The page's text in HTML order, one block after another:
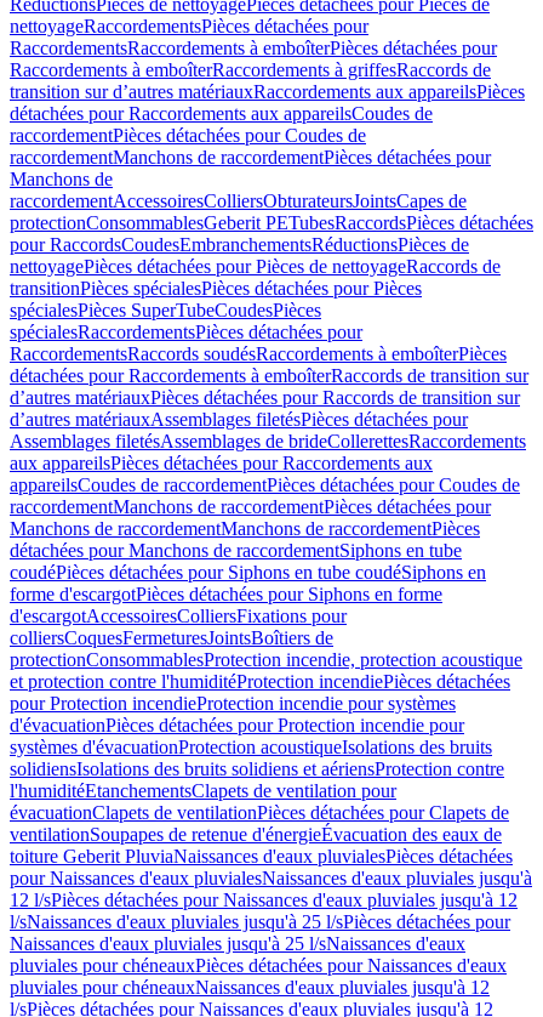
RéductionsPièces de nettoyagePièces détachées pour Pièces de
nettoyageRaccordementsPièces détachées pour
RaccordementsRaccordements à emboîterPièces détachées pour
Raccordements à emboîterRaccordements à griffesRaccords de
transition sur d’autres matériauxRaccordements aux appareilsPièces
détachées pour Raccordements aux appareilsCoudes de
raccordementPièces détachées pour Coudes de
raccordementManchons de raccordementPièces détachées pour
Manchons de
raccordementAccessoiresColliersObturateursJointsCapes de
protectionConsommablesGeberit PETubesRaccordsPièces détachées
pour RaccordsCoudesEmbranchementsRéductionsPièces de
nettoyagePièces détachées pour Pièces de nettoyageRaccords de
transitionPièces spécialesPièces détachées pour Pièces
spécialesPièces SuperTubeCoudesPièces
spécialesRaccordementsPièces détachées pour
RaccordementsRaccords soudésRaccordements à emboîterPièces
détachées pour Raccordements à emboîterRaccords de transition sur
d’autres matériauxPièces détachées pour Raccords de transition sur
d’autres matériauxAssemblages filetésPièces détachées pour
Assemblages filetésAssemblages de brideCollerettesRaccordements
aux appareilsPièces détachées pour Raccordements aux
appareilsCoudes de raccordementPièces détachées pour Coudes de
raccordementManchons de raccordementPièces détachées pour
Manchons de raccordementManchons de raccordementPièces
détachées pour Manchons de raccordementSiphons en tube
coudéPièces détachées pour Siphons en tube coudéSiphons en
forme d'escargotPièces détachées pour Siphons en forme
d'escargotAccessoiresColliersFixations pour
colliersCoquesFermeturesJointsBoîtiers de
protectionConsommablesProtection incendie, protection acoustique
et protection contre l'humiditéProtection incendiePièces détachées
pour Protection incendieProtection incendie pour systèmes
d'évacuationPièces détachées pour Protection incendie pour
systèmes d'évacuationProtection acoustiqueIsolations des bruits
solidiensIsolations des bruits solidiens et aériensProtection contre
l'humiditéEtanchementsClapets de ventilation pour
évacuationClapets de ventilationPièces détachées pour Clapets de
ventilationSoupapes de retenue d'énergieÉvacuation des eaux de
toiture Geberit PluviaNaissances d'eaux pluvialesPièces détachées
pour Naissances d'eaux pluvialesNaissances d'eaux pluviales jusqu'à
12 l/sPièces détachées pour Naissances d'eaux pluviales jusqu'à 12
l/sNaissances d'eaux pluviales jusqu'à 25 l/sPièces détachées pour
Naissances d'eaux pluviales jusqu'à 25 l/sNaissances d'eaux
pluviales pour chéneauxPièces détachées pour Naissances d'eaux
pluviales pour chéneauxNaissances d'eaux pluviales jusqu'à 12
l/sPièces détachées pour Naissances d'eaux pluviales jusqu'à 12